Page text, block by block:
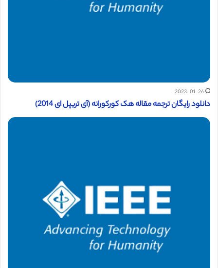
2023-01-26
دانلود رایگان ترجمه مقاله هک کورکورانه (آی تریپل ای 2014)